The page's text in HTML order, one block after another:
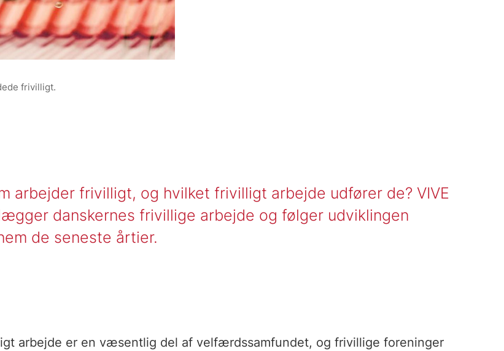
frivilligt.
arbejder frivilligt, og hvilket frivilligt arbejde udfører de? VIVE
danskernes frivillige arbejde og følger udviklingen
de seneste årtier.
arbejde er en væsentlig del af velfærdssamfundet, og frivillige foreninger